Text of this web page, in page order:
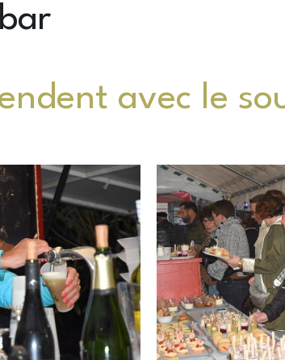
avec le